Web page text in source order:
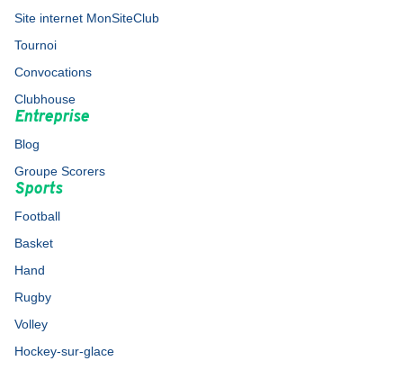
Site internet MonSiteClub
Tournoi
Convocations
Clubhouse
Entreprise
Blog
Groupe Scorers
Sports
Football
Basket
Hand
Rugby
Volley
Hockey-sur-glace